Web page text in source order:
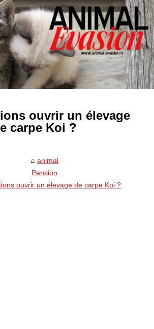
ouvrir un élevage
carpe Koi ?
animal
Pension
ouvrir un élevage de carpe Koi ?